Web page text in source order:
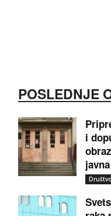
POSLEDNJE
i
Društvo